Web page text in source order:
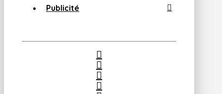
Publicité